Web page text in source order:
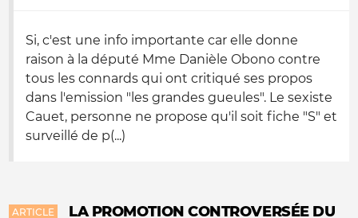
Si, c'est une info importante car elle donne
raison à la député Mme Danièle Obono contre
tous les connards qui ont critiqué ses propos
dans l'emission "les grandes gueules". Le sexiste
Cauet, personne ne propose qu'il soit fiche "S" et
surveillé de p(...)
ARTICLE
LA PROMOTION CONTROVERSÉE DU